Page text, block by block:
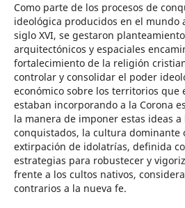
Como parte de los procesos de
ideológica producidos en el mundo
siglo XVI, se gestaron
arquitectónicos y espaciales
fortalecimiento de la religión
controlar y consolidar el poder
económico sobre los territorios que
estaban incorporando a la Corona
la manera de imponer estas ideas a
conquistados, la cultura dominante
extirpación de idolatrías, definida
estrategias para robustecer y
frente a los cultos nativos,
contrarios a la nueva fe.